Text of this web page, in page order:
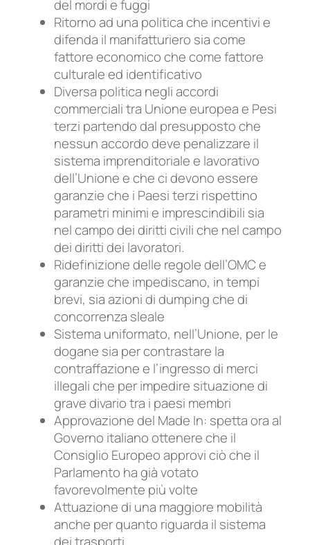
del mordi e fuggi
Ritorno ad una politica che incentivi e
difenda il manifatturiero sia come
fattore economico che come fattore
culturale ed identificativo
Diversa politica negli accordi
commerciali tra Unione europea e Pesi
terzi partendo dal presupposto che
nessun accordo deve penalizzare il
sistema imprenditoriale e lavorativo
dell’Unione e che ci devono essere
garanzie che i Paesi terzi rispettino
parametri minimi e imprescindibili sia
nel campo dei diritti civili che nel campo
dei diritti dei lavoratori.
Ridefinizione delle regole dell’OMC e
garanzie che impediscano, in tempi
brevi, sia azioni di dumping che di
concorrenza sleale
Sistema uniformato, nell’Unione, per le
dogane sia per contrastare la
contraffazione e l’ingresso di merci
illegali che per impedire situazione di
grave divario tra i paesi membri
Approvazione del Made In: spetta ora al
Governo italiano ottenere che il
Consiglio Europeo approvi ciò che il
Parlamento ha già votato
favorevolmente più volte
Attuazione di una maggiore mobilità
anche per quanto riguarda il sistema